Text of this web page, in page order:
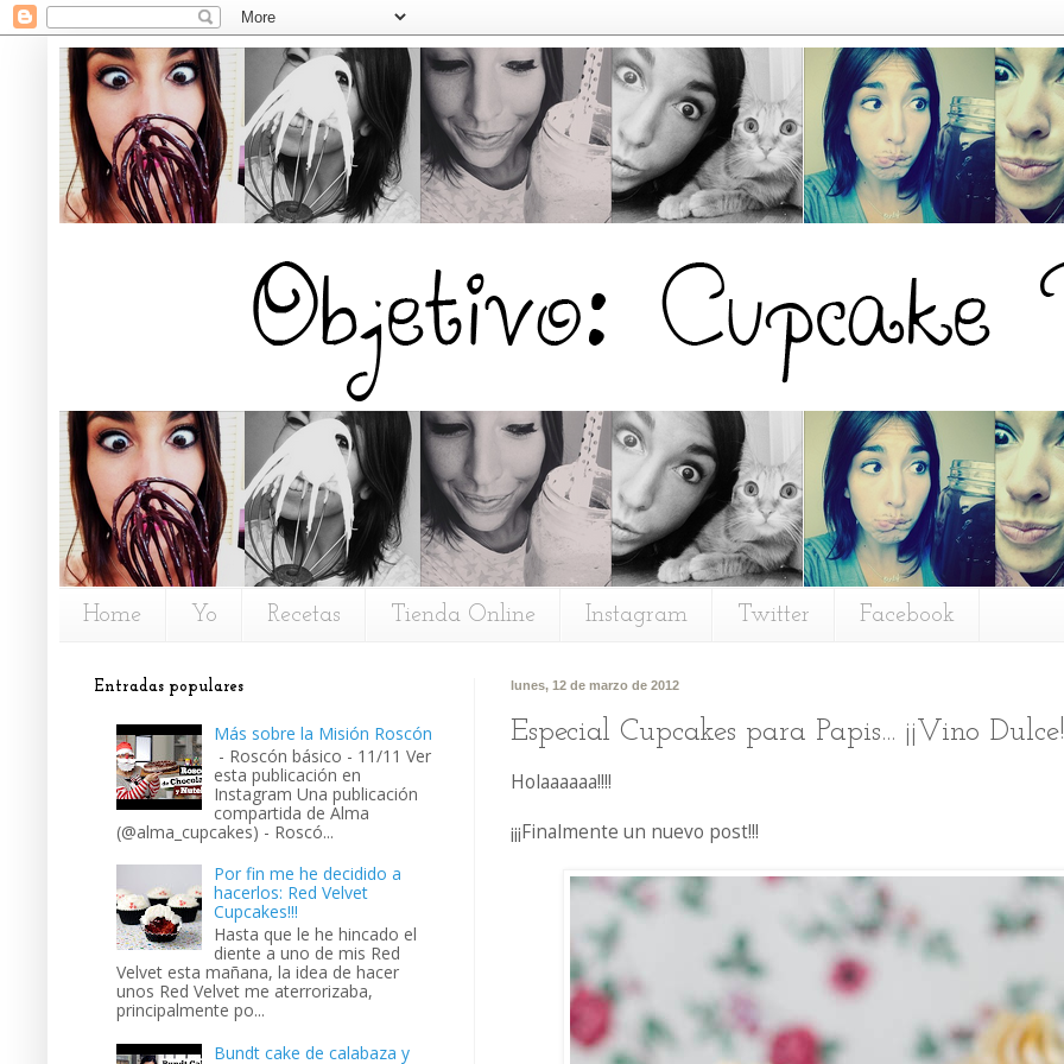
Home Yo Recetas Tienda Online Instagram Twitter Facebook
lunes, 12 de marzo de 2012
Especial Cupcakes para Papis... ¡¡Vino
Holaaaaaa!!!!
¡¡¡Finalmente un nuevo post!!!
Entradas populares
Más sobre la Misión Roscón
- Roscón básico - 11/11 Ver
esta publicación en
Instagram Una publicación
compartida de Alma
(@alma_cupcakes) - Roscó...
Por fin me he decidido a
hacerlos: Red Velvet
Cupcakes!!!
Hasta que le he hincado el
diente a uno de mis Red
Velvet esta mañana, la idea de hacer
unos Red Velvet me aterrorizaba,
principalmente po...
Bundt cake de calabaza y